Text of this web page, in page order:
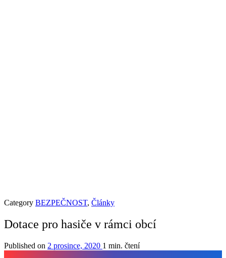
Category BEZPEČNOST, Články
Dotace pro hasiče v rámci obcí
Published on 2 prosince, 2020 1 min. čtení